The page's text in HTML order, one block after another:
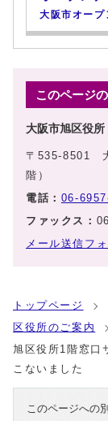
大阪市オープ
このページ
大阪市旭区役所
〒535-8501
階）
電話： 06-
ファックス：
メール送信フ
トップページ
区役所のご案内
旭区役所1階窓口
こないました
このページへの